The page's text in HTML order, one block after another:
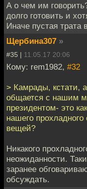
А о чем им
долго готовить и
Иначе пустая трата
Щербина307 »
#35 | 11.05.17 20:06
Кому: rem1982, #32
> Камрады, кстати,
общается с нашим
президентом- это
нашего
вещей?
Никакого
неожиданности.
заранее
обсуждать.